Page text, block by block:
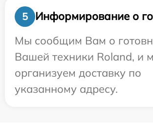
5
Информирование о
Мы сообщим Вам о
Вашей техники Roland, и
организуем доставку по
указанному адресу.